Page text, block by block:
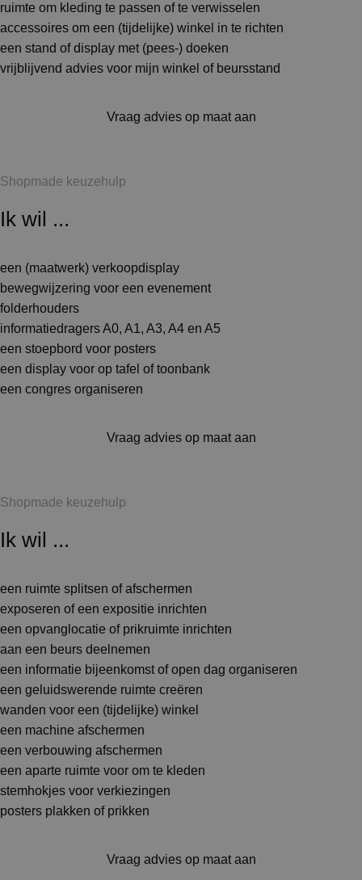
ruimte om kleding te passen of te verwisselen
accessoires om een (tijdelijke) winkel in te richten
een stand of display met (pees-) doeken
vrijblijvend advies voor mijn winkel of beursstand
Vraag advies op maat aan
Shopmade keuzehulp
Ik wil ...
een (maatwerk) verkoopdisplay
bewegwijzering voor een evenement
folderhouders
informatiedragers A0, A1, A3, A4 en A5
een stoepbord voor posters
een display voor op tafel of toonbank
een congres organiseren
Vraag advies op maat aan
Shopmade keuzehulp
Ik wil ...
een ruimte splitsen of afschermen
exposeren of een expositie inrichten
een opvanglocatie of prikruimte inrichten
aan een beurs deelnemen
een informatie bijeenkomst of open dag organiseren
een geluidswerende ruimte creëren
wanden voor een (tijdelijke) winkel
een machine afschermen
een verbouwing afschermen
een aparte ruimte voor om te kleden
stemhokjes voor verkiezingen
posters plakken of prikken
Vraag advies op maat aan